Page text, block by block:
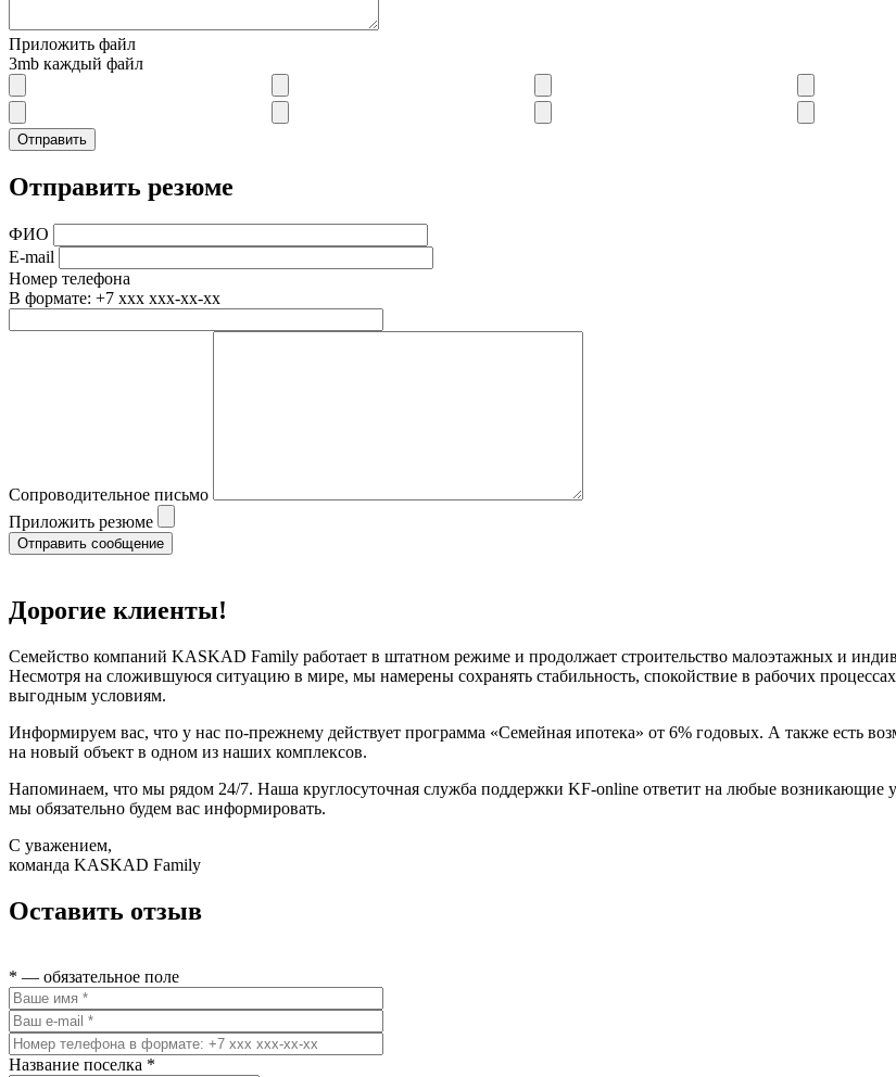
Приложить файл
3mb каждый файл
Отправить резюме
ФИО
E-mail
Номер телефона
В формате: +7 xxx xxx-xx-xx
Сопроводительное письмо
Приложить резюме
Дорогие клиенты!
Семейство компаний KASKAD Family работает в штатном режиме и продолжает строительство малоэтажных и
Несмотря на сложившуюся ситуацию в мире, мы намерены сохранять стабильность, спокойствие в рабочих
выгодным условиям.
Информируем вас, что у нас по-прежнему действует программа «Семейная ипотека» от 6% годовых. А также есть
на новый объект в одном из наших комплексов.
Напоминаем, что мы рядом 24/7. Наша круглосуточная служба поддержки KF-online ответит на любые возникающие
мы обязательно будем вас информировать.
С уважением,
команда KASKAD Family
Оставить отзыв
* — обязательное поле
Название поселка *